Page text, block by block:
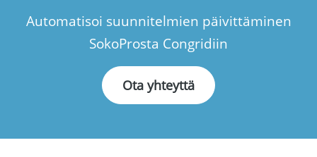
Referenssit
Automatisoi suunnitelmien päivittäminen
SokoProsta Congridiin
Ota yhteyttä